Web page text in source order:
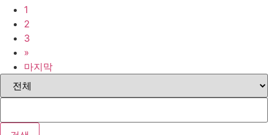
1
2
3
»
마지막